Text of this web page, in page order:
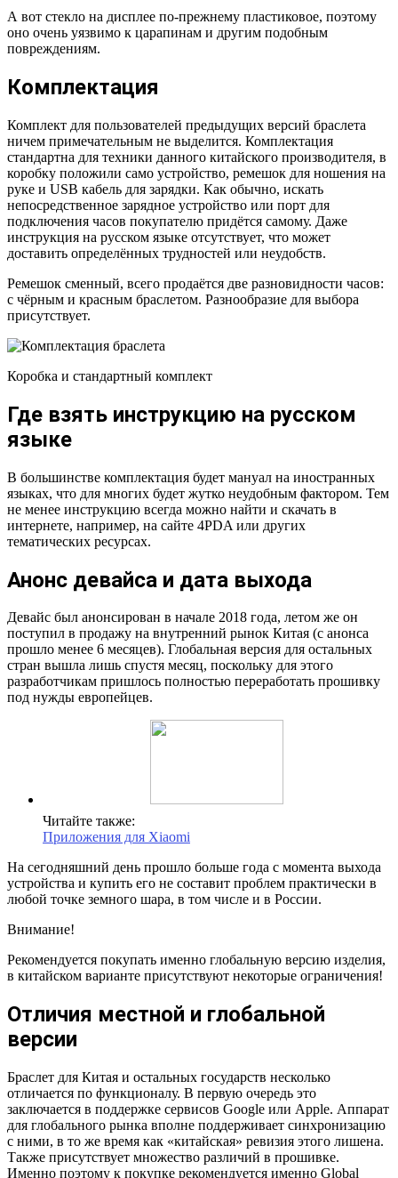
А вот стекло на дисплее по-прежнему пластиковое, поэтому
оно очень уязвимо к царапинам и другим подобным
повреждениям.
Комплектация
Комплект для пользователей предыдущих версий браслета
ничем примечательным не выделится. Комплектация
стандартна для техники данного китайского производителя, в
коробку положили само устройство, ремешок для ношения на
руке и USB кабель для зарядки. Как обычно, искать
непосредственное зарядное устройство или порт для
подключения часов покупателю придётся самому. Даже
инструкция на русском языке отсутствует, что может
доставить определённых трудностей или неудобств.
Ремешок сменный, всего продаётся две разновидности часов:
с чёрным и красным браслетом. Разнообразие для выбора
присутствует.
Коробка и стандартный комплект
Где взять инструкцию на русском
языке
В большинстве комплектация будет мануал на иностранных
языках, что для многих будет жутко неудобным фактором. Тем
не менее инструкцию всегда можно найти и скачать в
интернете, например, на сайте 4PDA или других
тематических ресурсах.
Анонс девайса и дата выхода
Девайс был анонсирован в начале 2018 года, летом же он
поступил в продажу на внутренний рынок Китая (с анонса
прошло менее 6 месяцев). Глобальная версия для остальных
стран вышла лишь спустя месяц, поскольку для этого
разработчикам пришлось полностью переработать прошивку
под нужды европейцев.
Читайте также:
Приложения для Xiaomi
На сегодняшний день прошло больше года с момента выхода
устройства и купить его не составит проблем практически в
любой точке земного шара, в том числе и в России.
Внимание!
Рекомендуется покупать именно глобальную версию изделия,
в китайском варианте присутствуют некоторые ограничения!
Отличия местной и глобальной
версии
Браслет для Китая и остальных государств несколько
отличается по функционалу. В первую очередь это
заключается в поддержке сервисов Google или Apple. Аппарат
для глобального рынка вполне поддерживает синхронизацию
с ними, в то же время как «китайская» ревизия этого лишена.
Также присутствует множество различий в прошивке.
Именно поэтому к покупке рекомендуется именно Global